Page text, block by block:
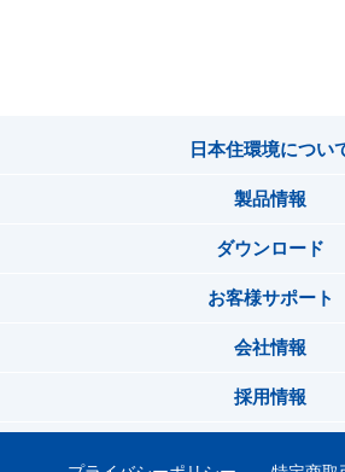
日本住環境につい
製品情報
ダウンロード
お客様サポート
会社情報
採用情報